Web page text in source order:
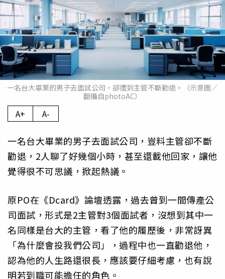
一名台大畢業的男子去面試公司，卻遭到主管不斷勸退。（示意圖／
翻攝自photoAC）
A+ A-
一名台大畢業的男子去面試公司，豈料主管卻不斷
勸退，2人聊了好幾個小時，甚至還載他回家，讓他
覺得很不可思議，掀起熱議。
原PO在《Dcard》論壇透露，過去曾到一間傳產公
司面試，形式是2主管對3個面試者，沒想到其中一
名同樣是台大的主管，看了他的履歷後，非常訝異
「為什麼會投我們公司」，過程中也一直勸退他，
認為他的人生路還很長，應該要仔細考慮，也有說
明若到職可能擔任的角色。